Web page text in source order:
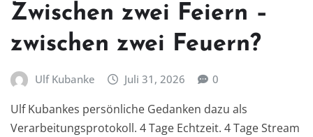
Zwischen zwei Feiern –
zwischen zwei Feuern?
Ulf Kubanke Juli 31, 2026 0
Ulf Kubankes persönliche Gedanken dazu als
Verarbeitungsprotokoll. 4 Tage Echtzeit. 4 Tage Stream